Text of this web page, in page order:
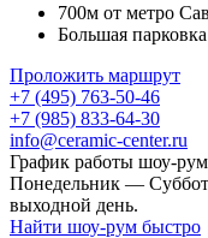
700м от метро
Большая парковка
Проложить маршрут
+7 (495) 763-50-46
+7 (985) 833-64-30
info@ceramic-center.ru
График работы шоу-
Понедельник —
выходной день.
Найти шоу-рум быстро